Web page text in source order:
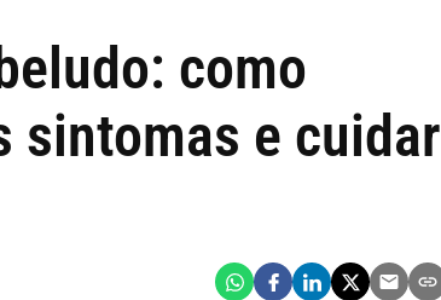
como
sintomas e cuidar